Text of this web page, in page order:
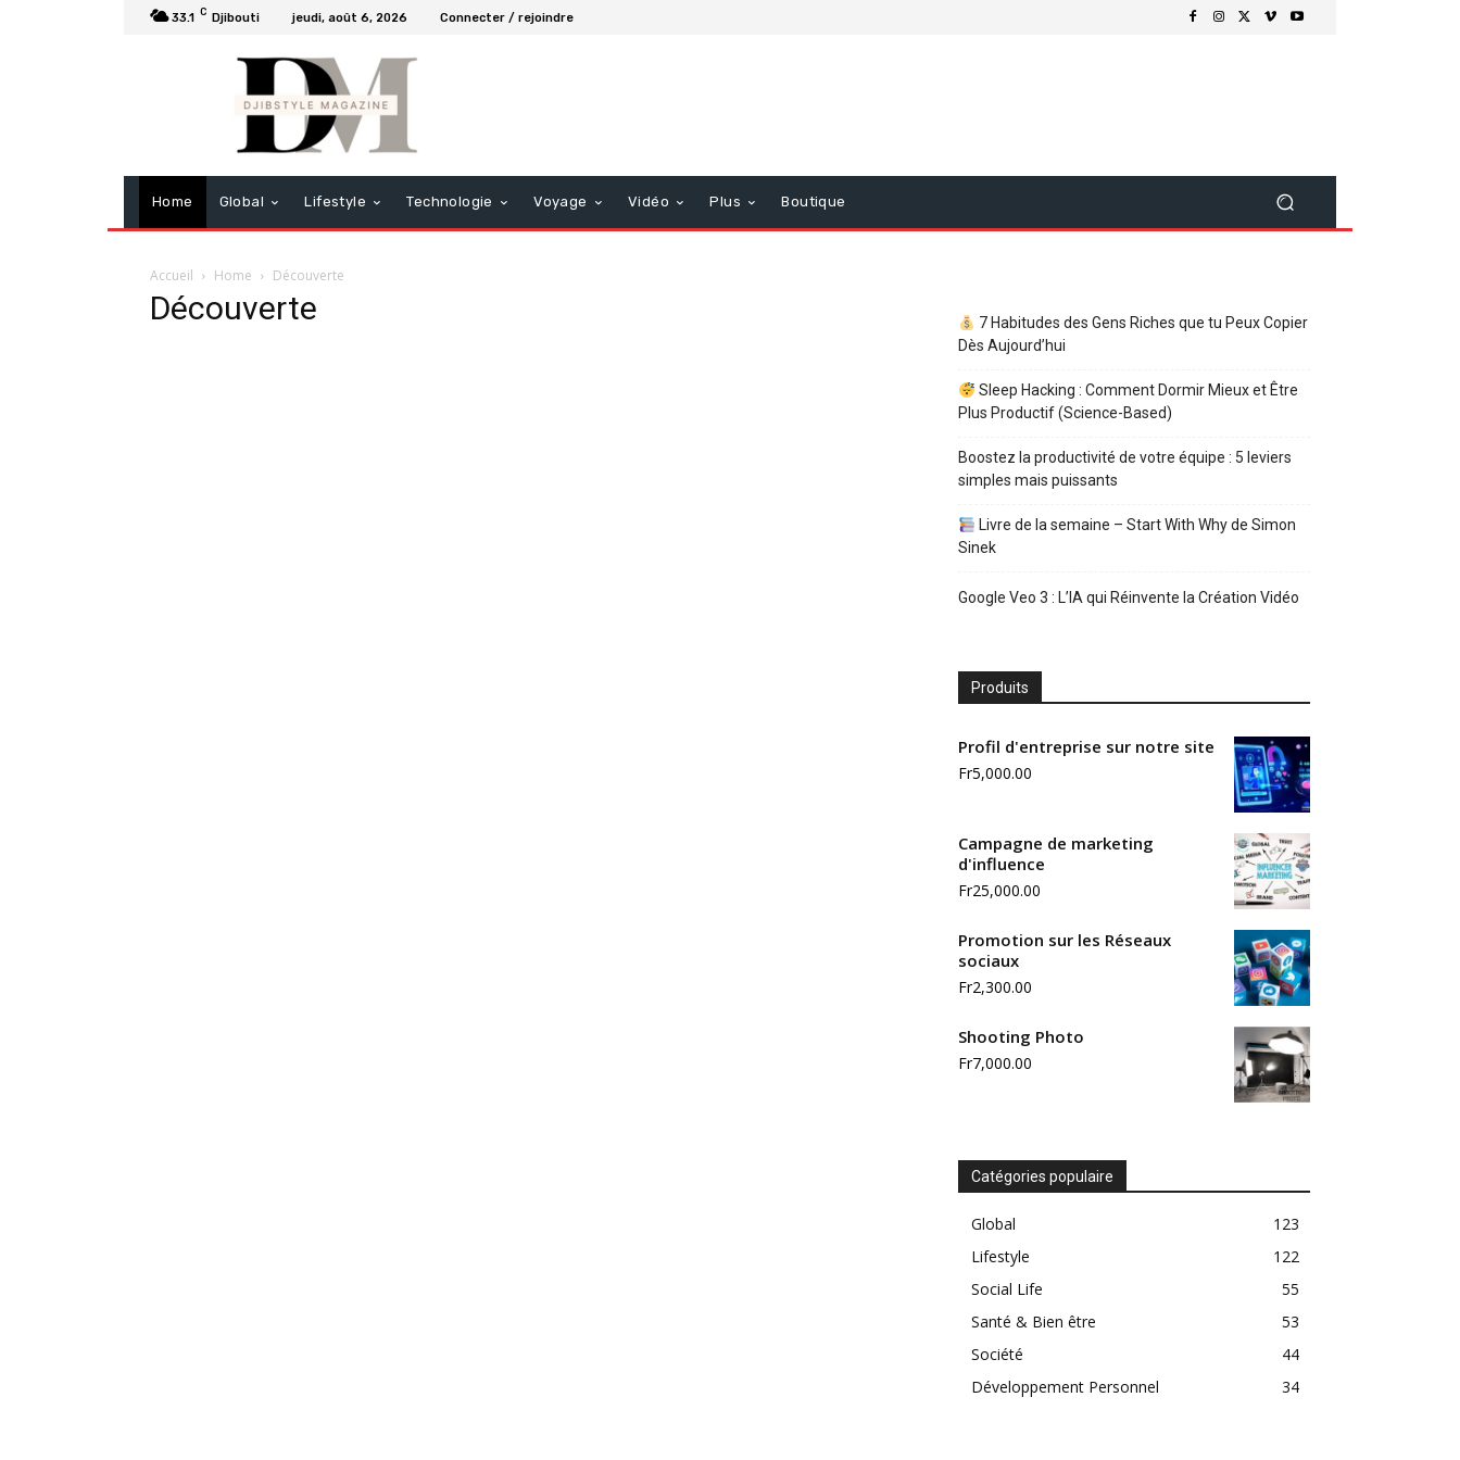
33.1 C Djibouti jeudi, août 6, 2026 Connecter / rejoindre
Home Global Lifestyle Technologie Voyage Vidéo Plus Boutique
Accueil Home Découverte
Découverte
7 Habitudes des Gens Riches que tu Peux Copier
Dès Aujourd’hui
Sleep Hacking : Comment Dormir Mieux et Être
Plus Productif (Science-Based)
Boostez la productivité de votre équipe : 5 leviers
simples mais puissants
Livre de la semaine – Start With Why de Simon
Sinek
Google Veo 3 : L’IA qui Réinvente la Création Vidéo
Produits
Profil d'entreprise sur notre site
Fr5,000.00
Campagne de marketing
d'influence
Fr25,000.00
Promotion sur les Réseaux
sociaux
Fr2,300.00
Shooting Photo
Fr7,000.00
Catégories populaire
Global
123
Lifestyle
122
Social Life
55
Santé & Bien être
53
Société
44
Développement Personnel
34